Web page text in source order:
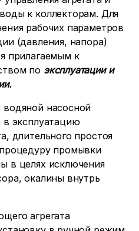
к коллекторам. Для
рабочих параметров
(давления, напора)
прилагаемым к
по эксплуатации и
насосной
эксплуатацию
длительного простоя
промывки
в целях исключения
окалины внутрь
агрегата